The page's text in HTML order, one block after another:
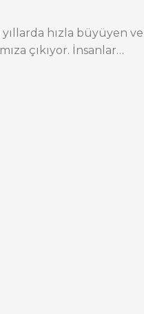
hızla büyüyen ve
çıkıyor. İnsanlar…